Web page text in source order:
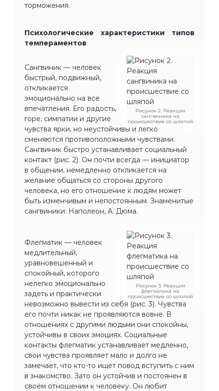
торможения.
Психологические характеристики типов
темпераментов
Рисунок 2. Реакция
сангвиника на
происшествие со шляпой
Сангвиник — человек
быстрый, подвижный,
откликается
эмоционально на все
впечатления. Его радость,
горе, симпатии и другие
чувства ярки, но неустойчивы и легко
сменяются противоположными чувствами.
Сангвиник быстро устанавливает социальный
контакт (рис. 2). Он почти всегда — инициатор
в общении, немедленно откликается на
желание общаться со стороны другого
человека, но его отношение к людям может
быть изменчивым и непостоянным. Знаменитые
сангвиники: Наполеон, А. Дюма.
Рисунок 3. Реакция
флегматика на
происшествие со шляпой
Флегматик — человек
медлительный,
уравновешенный и
спокойный, которого
нелегко эмоционально
задеть и практически
невозможно вывести из себя (рис. 3). Чувства
его почти никак не проявляются вовне. В
отношениях с другими людьми они спокойны,
устойчивы в своих эмоциях. Социальные
контакты флегматик устанавливает медленно,
свои чувства проявляет мало и долго не
замечает, что кто-то ищет повод вступить с ним
в знакомство. Зато он устойчив и постоянен в
своём отношении к человеку. Он любит